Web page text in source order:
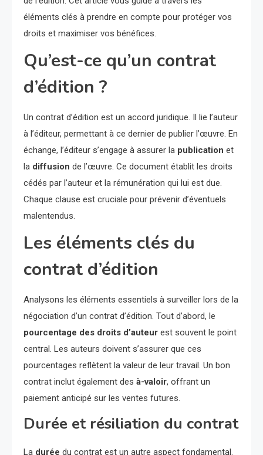
éléments clés à prendre en compte pour protéger vos
droits et maximiser vos bénéfices.
Qu’est-ce qu’un contrat
d’édition ?
Un contrat d’édition est un accord juridique. Il lie l’auteur
à l’éditeur, permettant à ce dernier de publier l’œuvre. En
échange, l’éditeur s’engage à assurer la publication et
la diffusion de l’œuvre. Ce document établit les droits
cédés par l’auteur et la rémunération qui lui est due.
Chaque clause est cruciale pour prévenir d’éventuels
malentendus.
Les éléments clés du
contrat d’édition
Analysons les éléments essentiels à surveiller lors de la
négociation d’un contrat d’édition. Tout d’abord, le
pourcentage des droits d’auteur est souvent le point
central. Les auteurs doivent s’assurer que ces
pourcentages reflètent la valeur de leur travail. Un bon
contrat inclut également des à-valoir, offrant un
paiement anticipé sur les ventes futures.
Durée et résiliation du contrat
La durée du contrat est un autre aspect fondamental.